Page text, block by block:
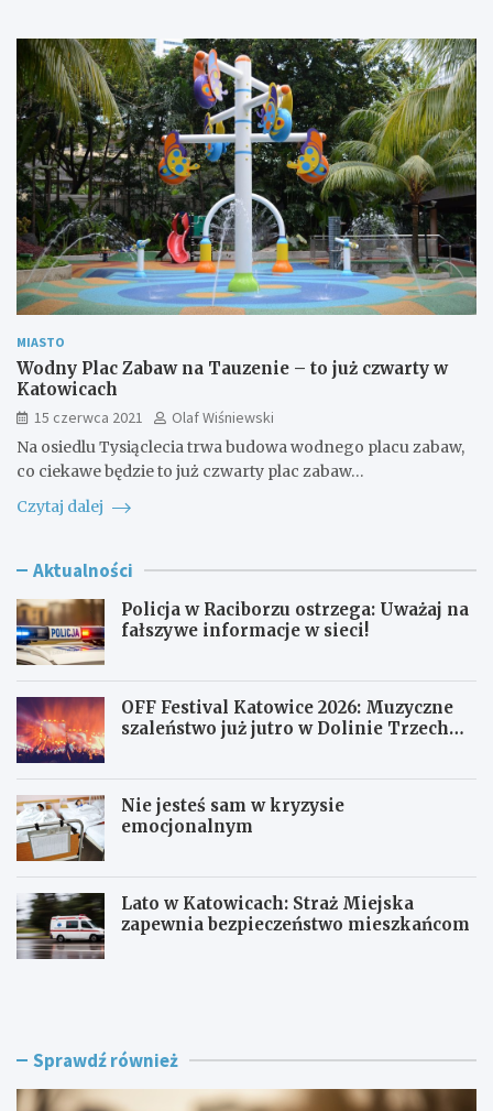
MIASTO
Wodny Plac Zabaw na Tauzenie – to już czwarty w
Katowicach
15 czerwca 2021
Olaf Wiśniewski
Na osiedlu Tysiąclecia trwa budowa wodnego placu zabaw,
co ciekawe będzie to już czwarty plac zabaw…
Czytaj dalej
Aktualności
Policja w Raciborzu ostrzega: Uważaj na
fałszywe informacje w sieci!
OFF Festival Katowice 2026: Muzyczne
szaleństwo już jutro w Dolinie Trzech
Nie jesteś sam w kryzysie
emocjonalnym
Lato w Katowicach: Straż Miejska
zapewnia bezpieczeństwo mieszkańcom
P
j
w
O
s
i
Sprawdź również